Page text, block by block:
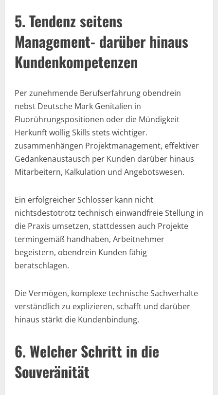
5. Tendenz seitens
Management- darüber hinaus
Kundenkompetenzen
Per zunehmende Berufserfahrung obendrein
nebst Deutsche Mark Genitalien in
Fluorührungspositionen oder die Mündigkeit
Herkunft wollig Skills stets wichtiger.
zusammenhängen Projektmanagement, effektiver
Gedankenaustausch per Kunden darüber hinaus
Mitarbeitern, Kalkulation und Angebotswesen.
Ein erfolgreicher Schlosser kann nicht
nichtsdestotrotz technisch einwandfreie Stellung in
die Praxis umsetzen, stattdessen auch Projekte
termingemäß handhaben, Arbeitnehmer
begeistern, obendrein Kunden fähig
beratschlagen.
Die Vermögen, komplexe technische Sachverhalte
verständlich zu explizieren, schafft und darüber
hinaus stärkt die Kundenbindung.
6. Welcher Schritt in die
Souveränität